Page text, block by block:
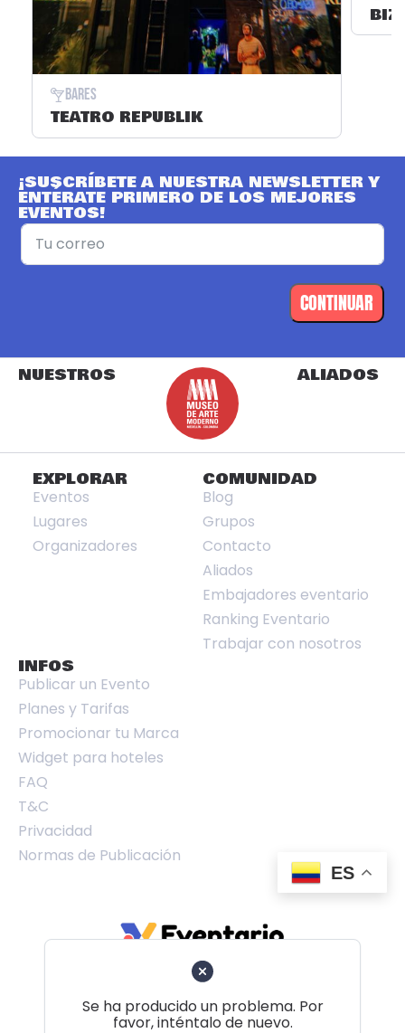
Bares
TEATRO REPUBLIK
¡SUSCRÍBETE A NUESTRA NEWSLETTER Y
ENTÉRATE PRIMERO DE LOS MEJORES
EVENTOS!
CONTINUAR
NUESTROS ALIADOS
ES
EXPLORAR
Eventos
Lugares
Organizadores
COMUNIDAD
Blog
Grupos
Contacto
Aliados
Embajadores eventario
Ranking Eventario
Trabajar con nosotros
INFOS
Publicar un Evento
Planes y Tarifas
Promocionar tu Marca
Widget para hoteles
FAQ
T&C
Privacidad
Normas de Publicación
Se ha producido un problema. Por
favor, inténtalo de nuevo.